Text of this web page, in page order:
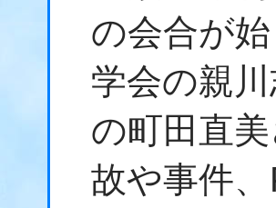
の会合が
学会の親
の町田直
故や事件